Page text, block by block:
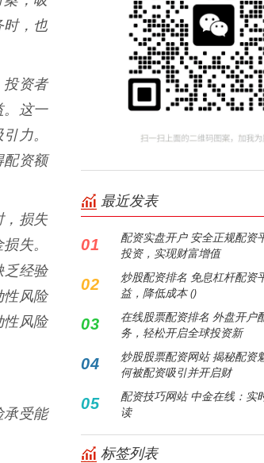
时，也
投资者
。这一
力。
配资额
，损失
失。
乏经验
性风险
性风险
承受能
最近发表
01
配资实盘开户 安全正规配资
投资，实现财富增值
02
炒股配资排名 免息杠杆配资平台：放大收
益，降低成本 ()
03
在线股票配资排名 外盘开户
务，轻松开启全球投资新
04
炒股股票配资网站 揭秘配资
何被配资吸引并开启财
05
配资技巧网站 中金在线：实
读
标签列表